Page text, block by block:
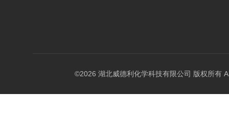
©2026 湖北威德利化学科技有限公司 版权所有